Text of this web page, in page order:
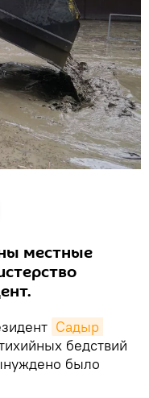
местные
Садыр
бедствий
было